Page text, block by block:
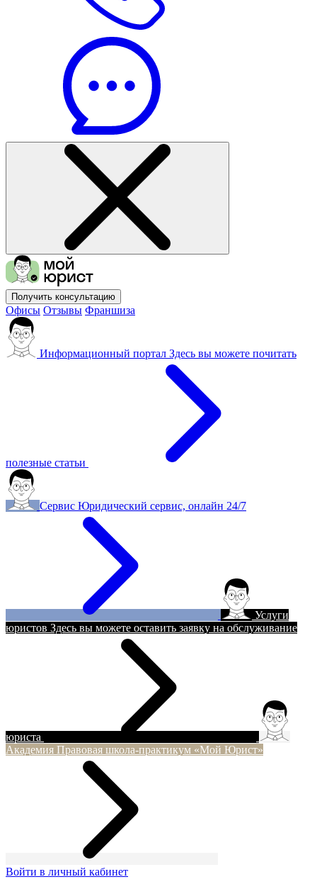
Получить консультацию
Офисы Отзывы Франшиза
Информационный портал Здесь вы можете почитать
полезные статьи
Сервис Юридический сервис, онлайн 24/7
Услуги
юристов Здесь вы можете оставить заявку на обслуживание
юриста
Академия Правовая школа-практикум «Мой Юрист»
Войти в личный кабинет